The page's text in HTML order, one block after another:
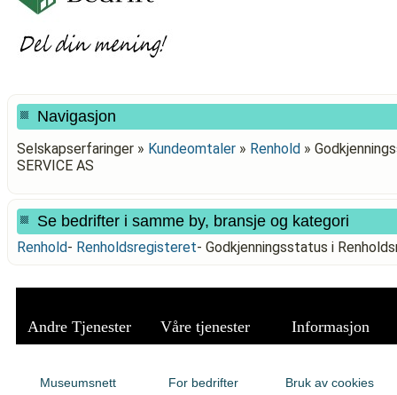
Navigasjon
Selskapserfaringer » Kundeomtaler » Renhold »
SERVICE AS
Se bedrifter i samme by, bransje og kategori
Renhold- Renholdsregisteret- Godkjenningsstatus i
Andre Tjenester Våre tjenester Informasjon
Museumsnett For bedrifter Bruk av cookies